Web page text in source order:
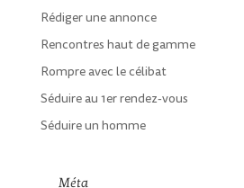
Rédiger une annonce
Rencontres haut de gamme
Rompre avec le célibat
Séduire au 1er rendez-vous
Séduire un homme
Méta